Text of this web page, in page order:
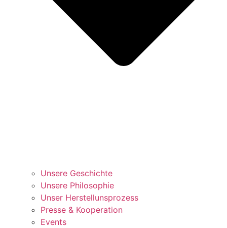
Unsere Geschichte
Unsere Philosophie
Unser Herstellunsprozess
Presse & Kooperation
Events